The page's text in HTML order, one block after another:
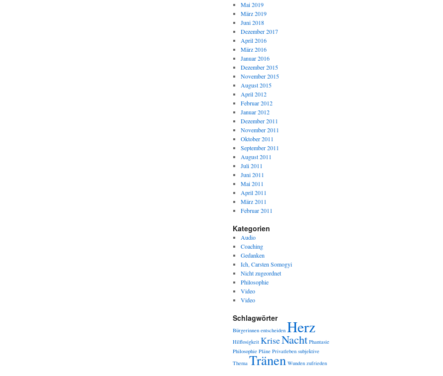
Mai 2019
März 2019
Juni 2018
Dezember 2017
April 2016
März 2016
Januar 2016
Dezember 2015
November 2015
August 2015
April 2012
Februar 2012
Januar 2012
Dezember 2011
November 2011
Oktober 2011
September 2011
August 2011
Juli 2011
Juni 2011
Mai 2011
April 2011
März 2011
Februar 2011
Kategorien
Audio
Coaching
Gedanken
Ich, Carsten Somogyi
Nicht zugeordnet
Philosophie
Video
Video
Schlagwörter
Bürgerinnen entscheiden Herz
Hilflosigkeit KriseNacht Phantasie
Philosophie Pläne Privatleben subjektive
Thema Tränen Wunden zufrieden